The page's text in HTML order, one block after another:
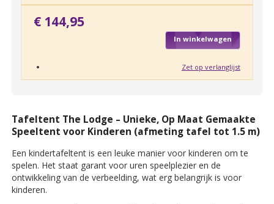
€ 144,95
In winkelwagen
Zet op verlanglijst
Tafeltent The Lodge – Unieke, Op Maat Gemaakte
Speeltent voor Kinderen (afmeting tafel tot 1.5 m)
Een kindertafeltent is een leuke manier voor kinderen om te
spelen. Het staat garant voor uren speelplezier en de
ontwikkeling van de verbeelding, wat erg belangrijk is voor
kinderen.